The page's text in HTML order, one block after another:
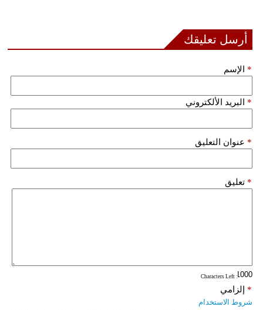
فيديو
أرسل تعليقك
الإسم *
البريد الألكتروني *
عنوان التعليق *
تعليق *
: Characters Left
إلزامي *
شروط الاستخدام